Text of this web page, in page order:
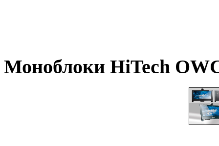
Моноблоки HiTech